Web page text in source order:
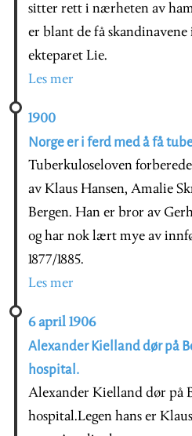
sitter rett i nærheten av
er blant de få skandinavene
ekteparet Lie.
Les mer
1900
Norge er i ferd med å få
Tuberkuloseloven
av Klaus Hansen, Amalie
Bergen. Han er bror av
og har nok lært mye av
1877/1885.
Les mer
6 april 1906
Alexander Kielland dør på
hospital.
Alexander Kielland dør på
hospital.Legen hans er